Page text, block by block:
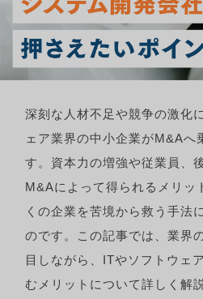
深刻な人材不足や競争の激化
ェア業界の中小企業がM&Aへ
す。資本力の増強や従業員、
M&Aによって得られるメリッ
くの企業を苦境から救う手法
のです。この記事では、業界
目しながら、ITやソフトウェ
むメリットについて詳しく解